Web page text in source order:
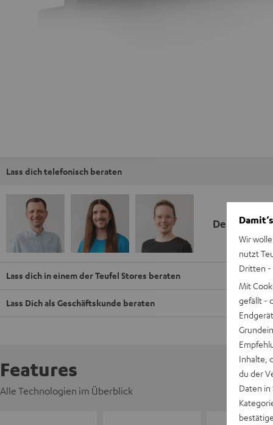
Lass dich telefonisch beraten
Deine
Lass dich in einem der Teufel Stores beraten
Lass Dich als Geschäftskunde beraten
Features
Alle Technologien im Überblick
Wir
nutzt
Dritten -
Mit
gefällt -
Inhalte,
du der
Daten in